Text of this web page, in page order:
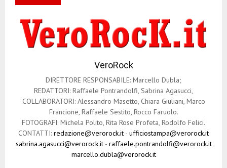
e
o
l
VeroRock
DIRETTORE RESPONSABILE: Marcello Dubla;
REDATTORI: Raffaele Pontrandolfi, Sabrina Agasucci,
COLLABORATORI: Alessandro Masetto, Chiara Giuliani, Marco
Francione, Raffaele Sestito, Rocco Faruolo.
FOTOGRAFI: Michela Polito, Rita Rose Profeta, Rodolfo Felici.
CONTATTI: redazione@verorock.it - ufficiostampa@verorock.it
sabrina.agasucci@verorock.it- raffaele.pontrandolfi@verorock.it
marcello.dubla@verorock.it